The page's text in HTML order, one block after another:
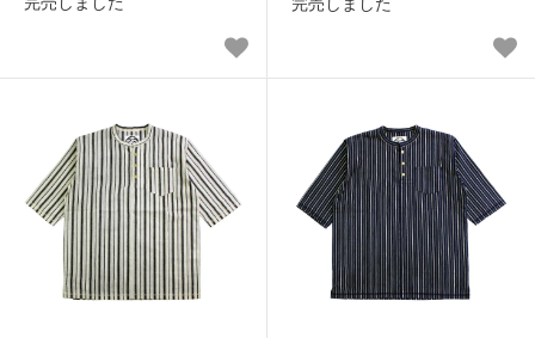
完売しました